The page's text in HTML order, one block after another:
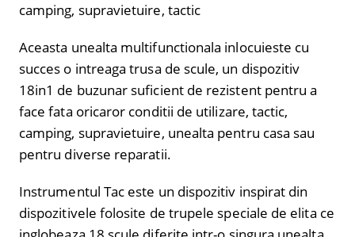
camping, supravietuire, tactic
Aceasta unealta multifunctionala inlocuieste cu
succes o intreaga trusa de scule, un dispozitiv
18in1 de buzunar suficient de rezistent pentru a
face fata oricaror conditii de utilizare, tactic,
camping, supravietuire, unealta pentru casa sau
pentru diverse reparatii.
Instrumentul Tac este un dispozitiv inspirat din
dispozitivele folosite de trupele speciale de elita ce